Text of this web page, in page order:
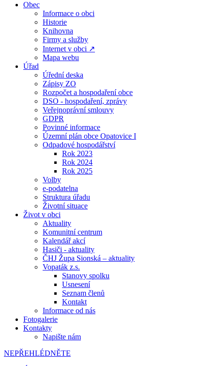
Obec
Informace o obci
Historie
Knihovna
Firmy a služby
Internet v obci ↗
Mapa webu
Úřad
Úřední deska
Zápisy ZO
Rozpočet a hospodaření obce
DSO - hospodaření, zprávy
Veřejnoprávní smlouvy
GDPR
Povinné informace
Územní plán obce Opatovice I
Odpadové hospodářství
Rok 2023
Rok 2024
Rok 2025
Volby
e-podatelna
Struktura úřadu
Životní situace
Život v obci
Aktuality
Komunitní centrum
Kalendář akcí
Hasiči - aktuality
ČHJ Župa Sionská – aktuality
Vopaták z.s.
Stanovy spolku
Usnesení
Seznam členů
Kontakt
Informace od nás
Fotogalerie
Kontakty
Napište nám
NEPŘEHLÉDNĚTE